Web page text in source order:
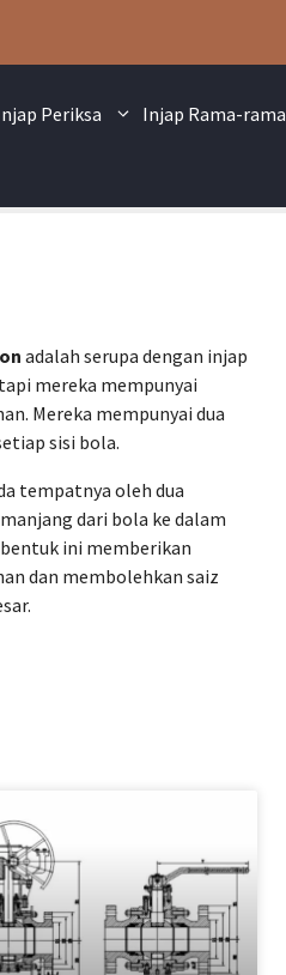
Periksa Injap Rama-rama
adalah serupa dengan injap
mereka mempunyai
Mereka mempunyai dua
sisi bola.
tempatnya oleh dua
dari bola ke dalam
ini memberikan
dan membolehkan saiz